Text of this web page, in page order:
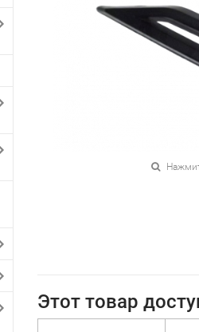
Этот товар